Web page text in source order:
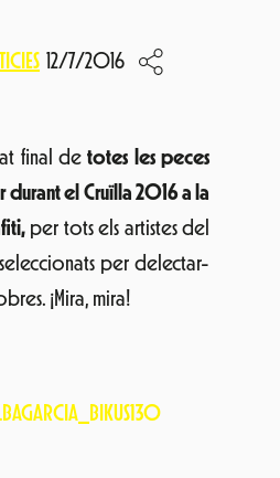
12/7/2016
final detotes les peces
durant el Cruïlla 2016 a la
per tots els artistes del
per delectar-
¡Mira, mira!